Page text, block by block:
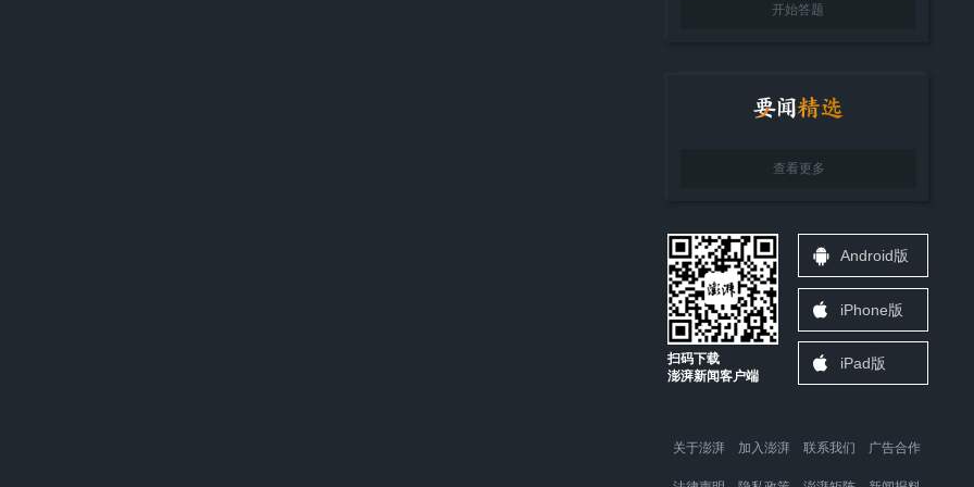
开始答题
查看更多
扫码下载
澎湃新闻客户端
Android版
iPhone版
iPad版
关于澎湃 加入澎湃 联系我们 广告合作